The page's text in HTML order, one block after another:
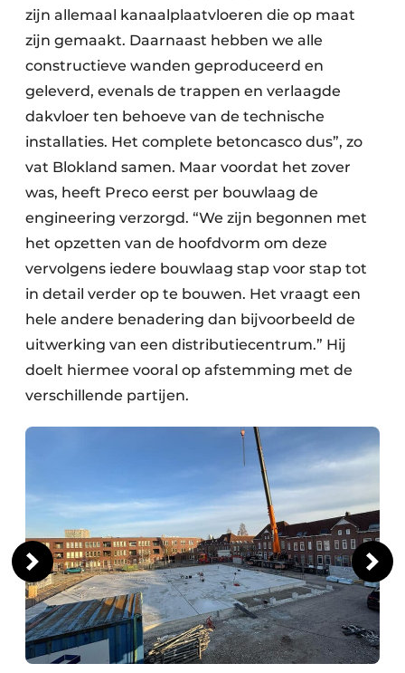
zijn allemaal kanaalplaatvloeren die op maat
zijn gemaakt. Daarnaast hebben we alle
constructieve wanden geproduceerd en
geleverd, evenals de trappen en verlaagde
dakvloer ten behoeve van de technische
installaties. Het complete betoncasco dus”, zo
vat Blokland samen. Maar voordat het zover
was, heeft Preco eerst per bouwlaag de
engineering verzorgd. “We zijn begonnen met
het opzetten van de hoofdvorm om deze
vervolgens iedere bouwlaag stap voor stap tot
in detail verder op te bouwen. Het vraagt een
hele andere benadering dan bijvoorbeeld de
uitwerking van een distributiecentrum.” Hij
doelt hiermee vooral op afstemming met de
verschillende partijen.